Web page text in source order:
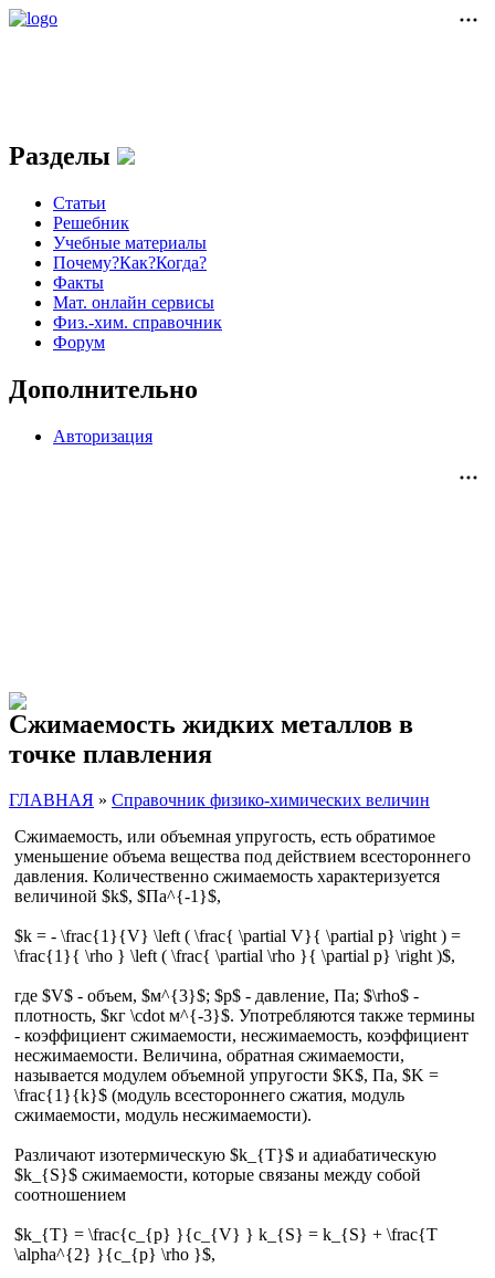
Разделы
Статьи
Решебник
Учебные материалы
Почему?Как?Когда?
Факты
Мат. онлайн сервисы
Физ.-хим. справочник
Форум
Дополнительно
Авторизация
Сжимаемость жидких металлов в
точке плавления
ГЛАВНАЯ » Cправочник физико-химических величин
Сжимаемость, или объемная упругость, есть обратимое
уменьшение объема вещества под действием всестороннего
давления. Количественно сжимаемость характеризуется
величиной $k$, $Па^{-1}$,
$k = - \frac{1}{V} \left ( \frac{ \partial V}{ \partial p} \right ) =
\frac{1}{ \rho } \left ( \frac{ \partial \rho }{ \partial p} \right )$,
где $V$ - объем, $м^{3}$; $p$ - давление, Па; $\rho$ -
плотность, $кг \cdot м^{-3}$. Употребляются также термины
- коэффициент сжимаемости, несжимаемость, коэффициент
несжимаемости. Величина, обратная сжимаемости,
называется модулем объемной упругости $K$, Па, $K =
\frac{1}{k}$ (модуль всестороннего сжатия, модуль
сжимаемости, модуль несжимаемости).
Различают изотермическую $k_{T}$ и адиабатическую
$k_{S}$ сжимаемости, которые связаны между собой
соотношением
$k_{T} = \frac{c_{p} }{c_{V} } k_{S} = k_{S} + \frac{T
\alpha^{2} }{c_{p} \rho }$,